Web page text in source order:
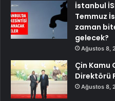
İstanbul
Temmuz
zaman
gelecek?
Ağustos 8,
Çin Kamu
Direktörü
Ağustos 8,